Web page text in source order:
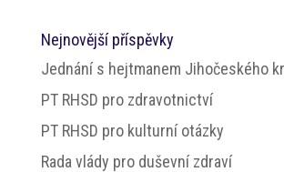
Nejnovější příspěvky
Jednání s hejtmanem Jihočeského
PT RHSD pro zdravotnictví
PT RHSD pro kulturní otázky
Rada vlády pro duševní zdraví